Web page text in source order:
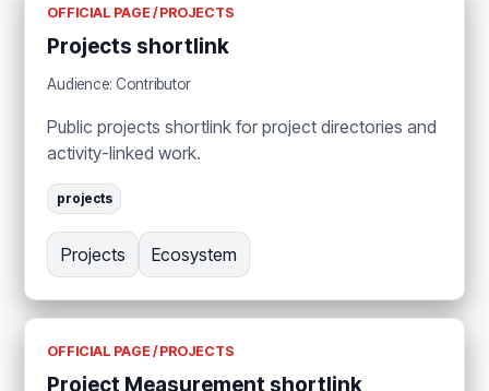
OFFICIAL PAGE / PROJECTS
Projects shortlink
Audience: Contributor
Public projects shortlink for project directories and
activity-linked work.
projects
Projects Ecosystem
OFFICIAL PAGE / PROJECTS
Project Measurement shortlink